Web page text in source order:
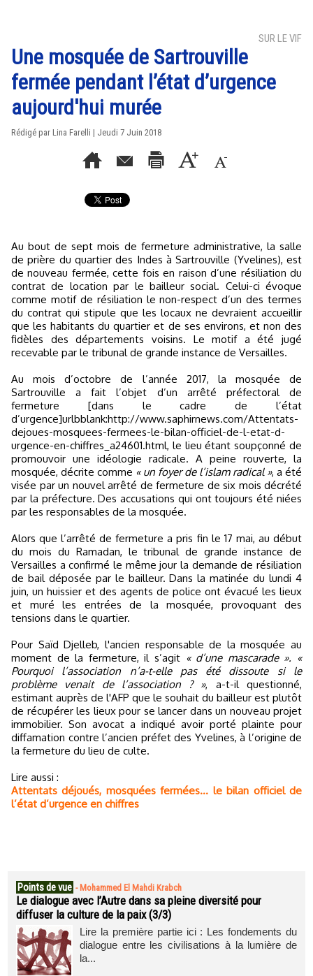
SUR LE VIF
Une mosquée de Sartrouville
fermée pendant l’état d’urgence
aujourd'hui murée
Rédigé par Lina Farelli | Jeudi 7 Juin 2018
Au bout de sept mois de fermeture administrative, la salle
de prière du quartier des Indes à Sartrouville (Yvelines), est
de nouveau fermée, cette fois en raison d’une résiliation du
contrat de location par le bailleur social. Celui-ci évoque
comme motif de résiliation le non-respect d’un des termes
du contrat qui stipule que les locaux ne devraient accueillir
que les habitants du quartier et de ses environs, et non des
fidèles des départements voisins. Le motif a été jugé
recevable par le tribunal de grande instance de Versailles.
Au mois d’octobre de l’année 2017, la mosquée de
Sartrouville a fait l’objet d’un arrêté préfectoral de
fermeture [dans le cadre de l’état
d’urgence]urlbblank:http://www.saphirnews.com/Attentats-
dejoues-mosquees-fermees-le-bilan-officiel-de-l-etat-d-
urgence-en-chiffres_a24601.html, le lieu étant soupçonné de
promouvoir une idéologie radicale. A peine rouverte, la
mosquée, décrite comme « un foyer de l’islam radical », a été
visée par un nouvel arrêté de fermeture de six mois décrété
par la préfecture. Des accusations qui ont toujours été niées
par les responsables de la mosquée.
Alors que l’arrêté de fermeture a pris fin le 17 mai, au début
du mois du Ramadan, le tribunal de grande instance de
Versailles a confirmé le même jour la demande de résiliation
de bail déposée par le bailleur. Dans la matinée du lundi 4
juin, un huissier et des agents de police ont évacué les lieux
et muré les entrées de la mosquée, provoquant des
tensions dans le quartier.
Pour Saïd Djelleb, l'ancien responsable de la mosquée au
moment de la fermeture, il s’agit « d’une mascarade ». «
Pourquoi l’association n’a-t-elle pas été dissoute si le
problème venait de l’association ? », a-t-il questionné,
estimant auprès de l'AFP que le souhait du bailleur est plutôt
de récupérer les lieux pour se lancer dans un nouveau projet
immobilier. Son avocat a indiqué avoir porté plainte pour
diffamation contre l’ancien préfet des Yvelines, à l’origine de
la fermeture du lieu de culte.
Lire aussi :
Attentats déjoués, mosquées fermées… le bilan officiel de
l’état d’urgence en chiffres
Points de vue - Mohammed El Mahdi Krabch
Le dialogue avec l’Autre dans sa pleine diversité pour
diffuser la culture de la paix (3/3)
Lire la première partie ici : Les fondements du
dialogue entre les civilisations à la lumière de
la...